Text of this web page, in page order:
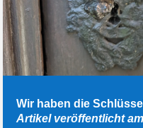
Wir haben die
Artikel veröffentlicht